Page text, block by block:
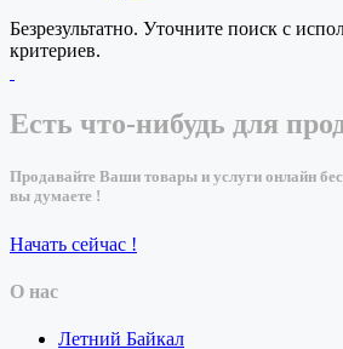
Безрезультатно. Уточните поиск с
критериев.
Есть что-нибудь для
Продавайте Ваши товары и услуги онлайн
вы думаете !
Начать сейчас !
О нас
Летний Байкал